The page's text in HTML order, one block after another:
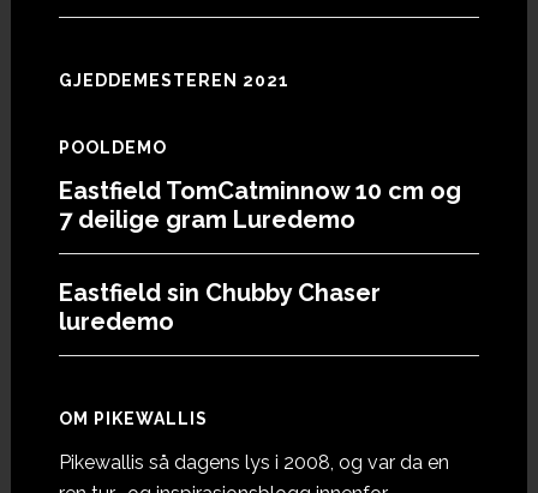
GJEDDEMESTEREN 2021
POOLDEMO
Eastfield TomCatminnow 10 cm og
7 deilige gram Luredemo
Eastfield sin Chubby Chaser
luredemo
OM PIKEWALLIS
Pikewallis så dagens lys i 2008, og var da en